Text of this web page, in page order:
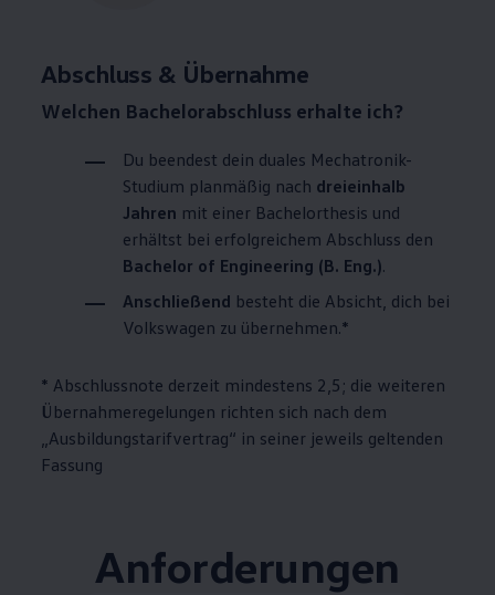
Abschluss & Übernahme
Welchen Bachelorabschluss erhalte ich?
Du beendest dein duales Mechatronik-
Studium planmäßig nach dreieinhalb
Jahren mit einer Bachelorthesis und
erhältst bei erfolgreichem Abschluss den
Bachelor of Engineering (B. Eng.).
Anschließend besteht die Absicht, dich bei
Volkswagen zu übernehmen.*
* Abschlussnote derzeit mindestens 2,5; die weiteren
Übernahmeregelungen richten sich nach dem
„Ausbildungstarifvertrag“ in seiner jeweils geltenden
Fassung
Anforderungen